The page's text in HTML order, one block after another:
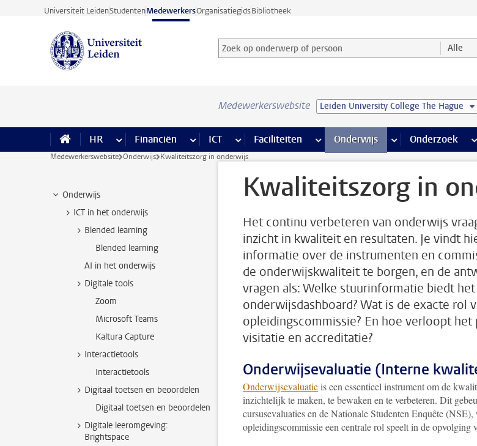
Ga direct naar de inhoud
Universiteit LeidenStudentenMedewerkersOrganisatiegidsBibliotheek
Zoek op onderwerp of persoon en selecteer categorie
Zoekterm Alle
Medewerkerswebsite Leiden University College The Hague
HR meer HR pagina’s
Financiën meer Financiën pagina’s
ICT meer ICT pagina’s
Faciliteiten meer Faciliteiten pagina’s
Onderwijs meer Onderwijs
Onderzoek
Medewerkerswebsite Onderwijs Kwaliteitszorg in onderwijs
Onderwijs
ICT in het onderwijs
Blended learning
Blended learning
AI in het onderwijs
Digitale tools
Zoom
Microsoft Teams
Kaltura Capture
Interactietools
Interactietools
Digitaal toetsen en beoordelen
Digitaal toetsen en beoordelen
Digitale leeromgeving:
Brightspace
Kwaliteitszorg in
Het continu verbeteren van onderwijs
inzicht in kwaliteit en resultaten. Je vindt
informatie over de instrumenten en
de onderwijskwaliteit te borgen, en de
vragen als: Welke stuurinformatie biedt het
onderwijsdashboard? Wat is de exacte rol
opleidingscommissie? En hoe verloopt het
visitatie en accreditatie?
Onderwijsevaluatie (Interne
Onderwijsevaluatieis een essentieel instrument om de
inzichtelijk te maken, te bewaken en te verbeteren. Dit
cursusevaluaties en de Nationale Studenten Enquête
opleidingscommissie een centrale rol speelt in de opvolging